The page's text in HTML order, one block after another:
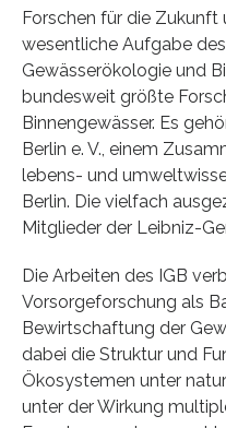
Forschen für die Zukunft
wesentliche Aufgabe
Gewässerökologie und
bundesweit größte
Binnengewässer. Es
Berlin e. V., einem
lebens- und
Berlin. Die vielfach
Mitglieder der Leibniz-
Die Arbeiten des IGB
Vorsorgeforschung als
Bewirtschaftung der
dabei die Struktur und
Ökosystemen unter
unter der Wirkung